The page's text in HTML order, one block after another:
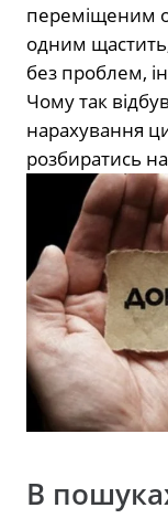
переміщеним
одним
без проблем,
Чому так
нарахування
розбиратись
В